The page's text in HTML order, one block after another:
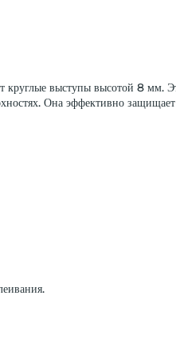
выступы высотой 8 мм.
Она эффективно